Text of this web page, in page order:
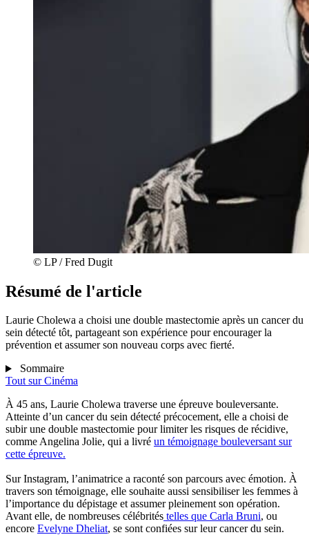
© LP / Fred Dugit
Résumé de l'article
Laurie Cholewa a choisi une double mastectomie après un cancer du
sein détecté tôt, partageant son expérience pour encourager la
prévention et assumer son nouveau corps avec fierté.
Sommaire
Tout surCinéma
À 45 ans, Laurie Cholewa traverse une épreuve bouleversante.
Atteinte d’un cancer du sein détecté précocement, elle a choisi de
subir une double mastectomie pour limiter les risques de récidive,
comme Angelina Jolie, qui a livré un témoignage bouleversant sur
cette épreuve.
Sur Instagram, l’animatrice a raconté son parcours avec émotion. À
travers son témoignage, elle souhaite aussi sensibiliser les femmes à
l’importance du dépistage et assumer pleinement son opération.
Avant elle, de nombreuses célébrités telles que Carla Bruni, ou
encore Evelyne Dheliat, se sont confiées sur leur cancer du sein.